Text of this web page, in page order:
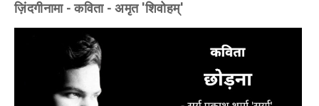
ज़िंदगीनामा - कविता - अमृत 'शिवोहम्'